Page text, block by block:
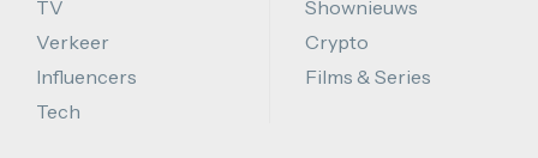
TV
Verkeer
Influencers
Tech
Shownieuws
Crypto
Films & Series